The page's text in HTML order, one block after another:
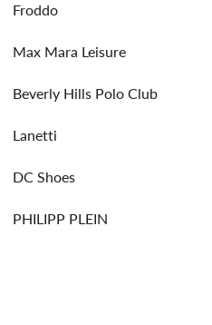
Froddo
Max Mara Leisure
Beverly Hills Polo Club
Lanetti
DC Shoes
PHILIPP PLEIN